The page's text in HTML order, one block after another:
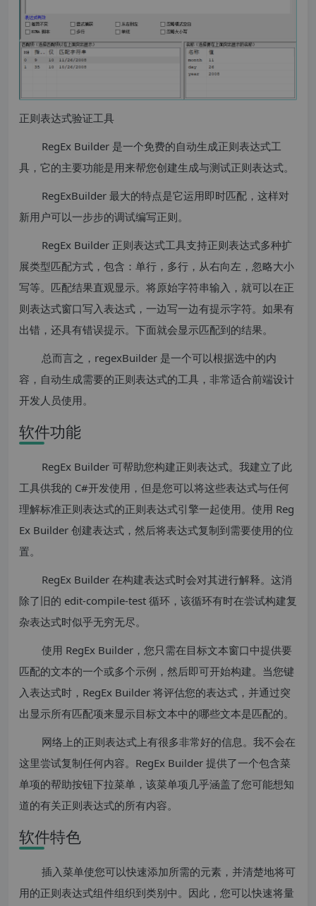
正则表达式验证工具
RegEx Builder 是一个免费的自动生成正则表达式工
具，它的主要功能是用来帮您创建生成与测试正则表达式。
RegExBuilder 最大的特点是它运用即时匹配，这样对
新用户可以一步步的调试编写正则。
RegEx Builder 正则表达式工具支持正则表达式多种扩
展类型匹配方式，包含：单行，多行，从右向左，忽略大小
写等。匹配结果直观显示。将原始字符串输入，就可以在正
则表达式窗口写入表达式，一边写一边有提示字符。如果有
出错，还具有错误提示。下面就会显示匹配到的结果。
总而言之，regexBuilder 是一个可以根据选中的内
容，自动生成需要的正则表达式的工具，非常适合前端设计
开发人员使用。
软件功能
RegEx Builder 可帮助您构建正则表达式。我建立了此
工具供我的 C#开发使用，但是您可以将这些表达式与任何
理解标准正则表达式的正则表达式引擎一起使用。使用 Reg
Ex Builder 创建表达式，然后将表达式复制到需要使用的位
置。
RegEx Builder 在构建表达式时会对其进行解释。这消
除了旧的 edit-compile-test 循环，该循环有时在尝试构建复
杂表达式时似乎无穷无尽。
使用 RegEx Builder，您只需在目标文本窗口中提供要
匹配的文本的一个或多个示例，然后即可开始构建。当您键
入表达式时，RegEx Builder 将评估您的表达式，并通过突
出显示所有匹配项来显示目标文本中的哪些文本是匹配的。
网络上的正则表达式上有很多非常好的信息。我不会在
这里尝试复制任何内容。RegEx Builder 提供了一个包含菜
单项的帮助按钮下拉菜单，该菜单项几乎涵盖了您可能想知
道的有关正则表达式的所有内容。
软件特色
插入菜单使您可以快速添加所需的元素，并清楚地将可
用的正则表达式组件组织到类别中。因此，您可以快速将量